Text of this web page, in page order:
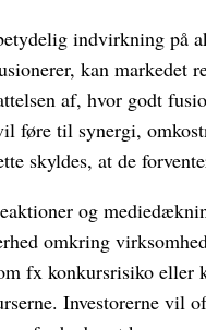
indvirkning på
kan
af, hvor godt
føre til synergi,
skyldes, at de
og
omkring
fx konkursrisiko eller
Investorerne vil